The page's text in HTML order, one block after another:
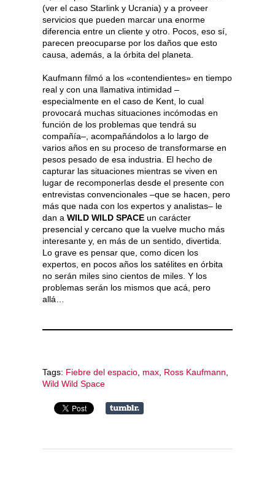
(ver el caso Starlink y Ucrania) y a proveer
servicios que pueden marcar una enorme
diferencia entre un cliente y otro. Pocos, eso sí,
parecen preocuparse por los daños que esto
causa, además, a la órbita del planeta.
Kaufmann filmó a los «contendientes» en tiempo
real y con una llamativa intimidad –
especialmente en el caso de Kent, lo cual
provocará muchas situaciones incómodas en
función de los problemas que tendrá su
compañía–, acompañándolos a lo largo de
varios años en su proceso de transformarse en
pesos pesado de esa industria. El hecho de
capturar las situaciones mientras se viven en
lugar de recomponerlas desde el presente con
entrevistas convencionales –que se hacen, pero
más que nada con los expertos y analistas– le
dan a WILD WILD SPACE un carácter
presencial y cercano que la vuelve mucho más
interesante y, en más de un sentido, divertida.
Lo grave es pensar que, como dicen los
expertos, en pocos años los satélites en órbita
no serán miles sino cientos de miles. Y los
problemas serán los mismos que acá, pero
allá…
Tags: Fiebre del espacio max Ross Kaufmann
Wild Wild Space